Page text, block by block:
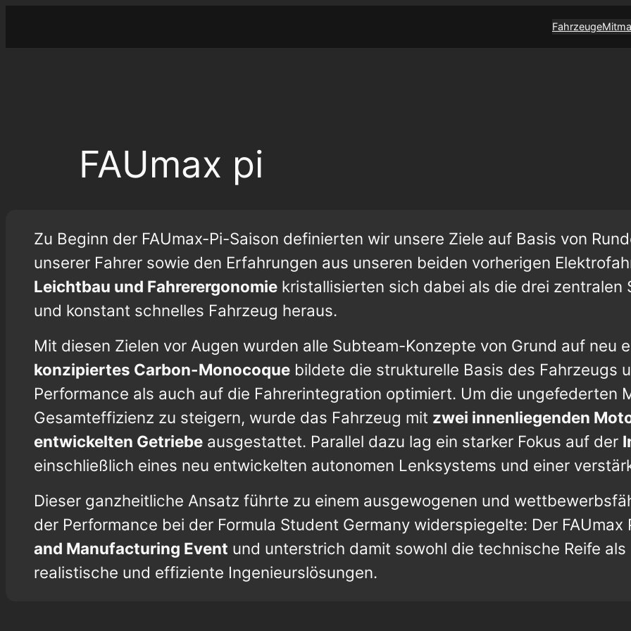
Fahrzeuge
FAUmax pi
Zu Beginn der FAUmax-Pi-Saison definierten wir unsere Ziele auf Basis von
unserer Fahrer sowie den Erfahrungen aus unseren beiden vorherigen
Leichtbau und Fahrerergonomie kristallisierten sich dabei als die drei
und konstant schnelles Fahrzeug heraus.
Mit diesen Zielen vor Augen wurden alle Subteam-Konzepte von Grund auf neu
konzipiertes Carbon-Monocoque bildete die strukturelle Basis des Fahrzeugs
Performance als auch auf die Fahrerintegration optimiert. Um die ungefederten
Gesamteffizienz zu steigern, wurde das Fahrzeug mit zwei innenliegenden
entwickelten Getriebe ausgestattet. Parallel dazu lag ein starker Fokus auf der
einschließlich eines neu entwickelten autonomen Lenksystems und einer
Dieser ganzheitliche Ansatz führte zu einem ausgewogenen und
der Performance bei der Formula Student Germany widerspiegelte: Der
and Manufacturing Event und unterstrich damit sowohl die technische Reife
realistische und effiziente Ingenieurslösungen.